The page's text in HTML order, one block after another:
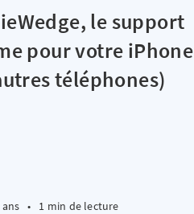
le support
pour votre iPhone
téléphones)
ans • 1 min de lecture